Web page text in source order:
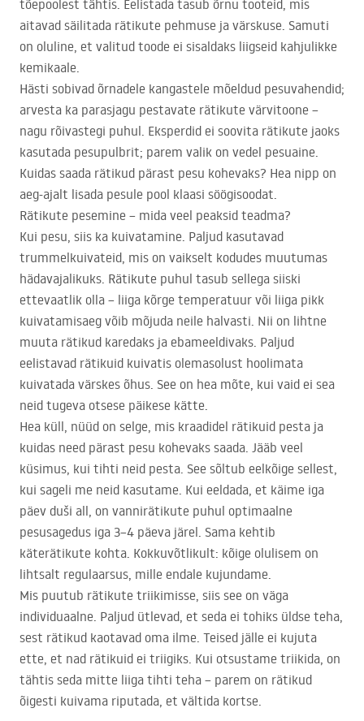
tõepoolest tähtis. Eelistada tasub õrnu tooteid, mis
aitavad säilitada rätikute pehmuse ja värskuse. Samuti
on oluline, et valitud toode ei sisaldaks liigseid kahjulikke
kemikaale.
Hästi sobivad õrnadele kangastele mõeldud pesuvahendid;
arvesta ka parasjagu pestavate rätikute värvitoone –
nagu rõivastegi puhul. Eksperdid ei soovita rätikute jaoks
kasutada pesupulbrit; parem valik on vedel pesuaine.
Kuidas saada rätikud pärast pesu kohevaks? Hea nipp on
aeg-ajalt lisada pesule pool klaasi söögisoodat.
Rätikute pesemine – mida veel peaksid teadma?
Kui pesu, siis ka kuivatamine. Paljud kasutavad
trummelkuivateid, mis on vaikselt kodudes muutumas
hädavajalikuks. Rätikute puhul tasub sellega siiski
ettevaatlik olla – liiga kõrge temperatuur või liiga pikk
kuivatamisaeg võib mõjuda neile halvasti. Nii on lihtne
muuta rätikud karedaks ja ebameeldivaks. Paljud
eelistavad rätikuid kuivatis olemasolust hoolimata
kuivatada värskes õhus. See on hea mõte, kui vaid ei sea
neid tugeva otsese päikese kätte.
Hea küll, nüüd on selge, mis kraadidel rätikuid pesta ja
kuidas need pärast pesu kohevaks saada. Jääb veel
küsimus, kui tihti neid pesta. See sõltub eelkõige sellest,
kui sageli me neid kasutame. Kui eeldada, et käime iga
päev duši all, on vannirätikute puhul optimaalne
pesusagedus iga 3–4 päeva järel. Sama kehtib
käterätikute kohta. Kokkuvõtlikult: kõige olulisem on
lihtsalt regulaarsus, mille endale kujundame.
Mis puutub rätikute triikimisse, siis see on väga
individuaalne. Paljud ütlevad, et seda ei tohiks üldse teha,
sest rätikud kaotavad oma ilme. Teised jälle ei kujuta
ette, et nad rätikuid ei triigiks. Kui otsustame triikida, on
tähtis seda mitte liiga tihti teha – parem on rätikud
õigesti kuivama riputada, et vältida kortse.